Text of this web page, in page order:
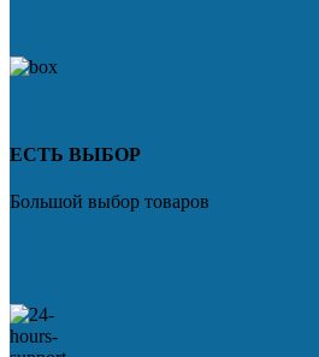
ЕСТЬ ВЫБОР
Большой выбор товаров